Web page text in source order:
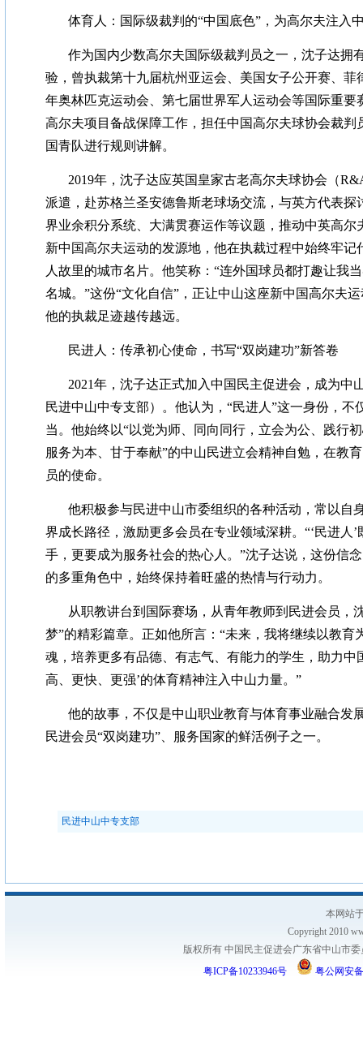
体育人：国际级裁判的“中国底色”，为高尔夫注入
作为国内少数高尔夫国际级裁判员之一，沈子达拥
验，曾执裁第十九届杭州亚运会、美国女子公开赛、菲
年奥林匹克运动会、第七届世界军人运动会等国际重要
高尔夫项目备战保障工作，担任中国高尔夫球协会裁判
国青队进行规则讲解。
2019年，沈子达应英国皇家古老高尔夫球协会（
派遣，赴苏格兰圣安德鲁斯老球场交流，与英方代表探
界业余积分系统、大满贯赛运作等议题，推动中英高尔
新中国高尔夫运动的发源地，他在执裁过程中始终牢记
人故里的城市名片。他笑称：“连外国球员都打趣让我
名城。”这份“文化自信”，正让中山这座新中国高尔夫
他的执裁足迹越传越远。
民进人：传承初心使命，书写“双岗建功”新答卷
2021年，沈子达正式加入中国民主促进会，成为中
民进中山中专支部）。他认为，“民进人”这一身份，不
当。他始终以“以党为师、同向同行，立会为公、践行
服务为本、甘于奉献”的中山民进立会精神自勉，在教
员的使命。
他积极参与民进中山市委组织的各种活动，常以自
界成长路径，激励更多会员在专业领域深耕。“‘民进人
手，更要成为服务社会的热心人。”沈子达说，这份信
的多重角色中，始终保持着旺盛的热情与行动力。
从职教讲台到国际赛场，从青年教师到民进会员，
梦”的精彩篇章。正如他所言：“未来，我将继续以教育
魂，培养更多有品德、有志气、有能力的学生，助力中
高、更快、更强’的体育精神注入中山力量。”
他的故事，不仅是中山职业教育与体育事业融合发
民进会员“双岗建功”、服务国家的鲜活例子之一。
民进中山中专支部
本网站
Copyright 2010
版权所有 中国民主促进会广东省中山市
粤ICP备10233946号
粤公网安